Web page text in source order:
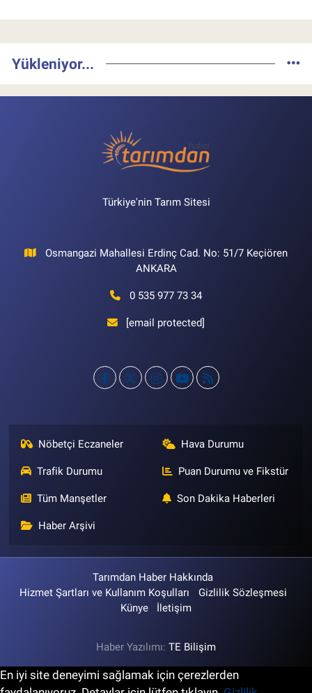
Yükleniyor...
Türkiye'nin Tarım Sitesi
Osmangazi Mahallesi Erdinç Cad. No: 51/7 Keçiören
ANKARA
0 535 977 73 34
[email protected]
Nöbetçi Eczaneler Hava Durumu
Trafik Durumu Puan Durumu ve Fikstür
Tüm Manşetler Son Dakika Haberleri
Haber Arşivi
Tarımdan Haber Hakkında
Hizmet Şartları ve Kullanım Koşulları
Gizlilik Sözleşmesi
Künye
İletişim
Haber Yazılımı: TE Bilişim
En iyi site deneyimi sağlamak için çerezlerden